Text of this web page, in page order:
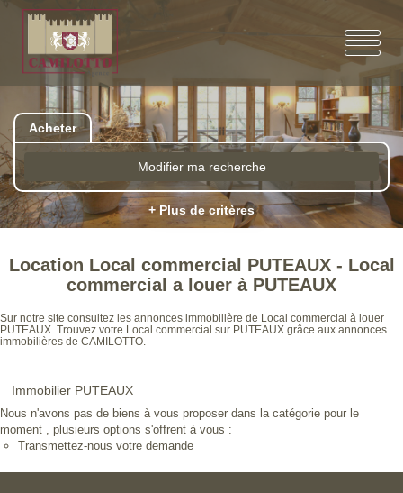
Acheter
Modifier ma recherche
+ Plus de critères
Location Local commercial PUTEAUX - Local
commercial a louer à PUTEAUX
Sur notre site consultez les annonces immobilière de Local commercial à louer
PUTEAUX. Trouvez votre Local commercial sur PUTEAUX grâce aux annonces
immobilières de CAMILOTTO.
Immobilier PUTEAUX
Nous n'avons pas de biens à vous proposer dans la catégorie pour le
moment , plusieurs options s'offrent à vous :
Transmettez-nous votre demande